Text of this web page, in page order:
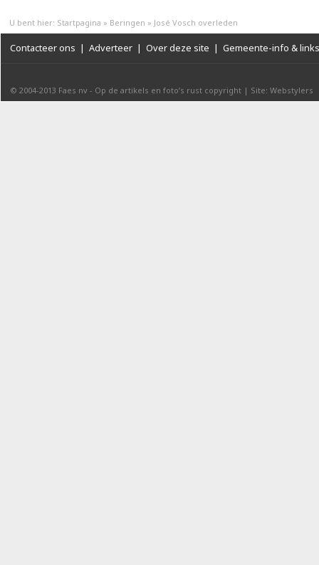
U bent hier: Startpagina » Beringen » José Vosch overleden
Contacteer ons | Adverteer | Over deze site | Gemeente-info & links
© 2004-2013 Faes nv - Op de artikels en foto’s rust copyright | Site: Webstylers